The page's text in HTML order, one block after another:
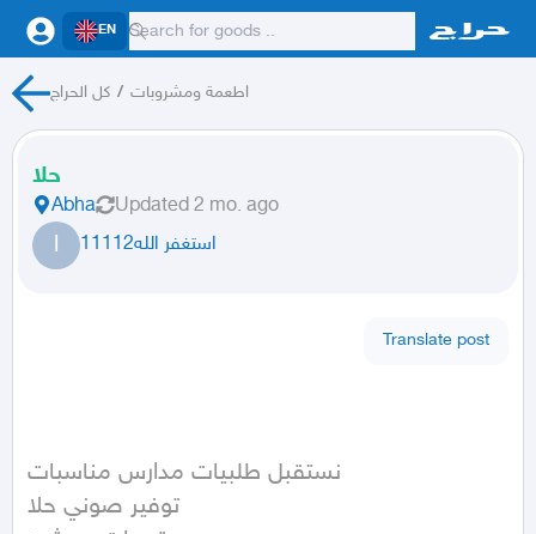
EN
كل الحراج / اطعمة ومشروبات
حلا
Abha Updated 2 mo. ago
ا استغفر الله11112
Translate post
نستقبل طلبيات مدارس مناسبات
توفير صوني حلا